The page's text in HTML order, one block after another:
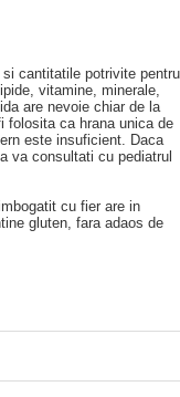
cantitatile potrivite pentru
vitamine, minerale,
are nevoie chiar de la
folosita ca hrana unica de
este insuficient. Daca
va consultati cu pediatrul
cu fier are in
gluten, fara adaos de